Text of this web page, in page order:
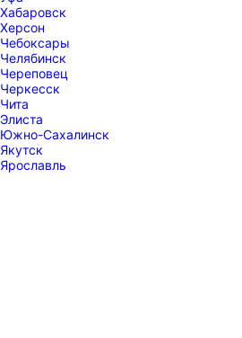
Хабаровск
Херсон
Чебоксары
Челябинск
Череповец
Черкесск
Чита
Элиста
Южно-Сахалинск
Якутск
Ярославль